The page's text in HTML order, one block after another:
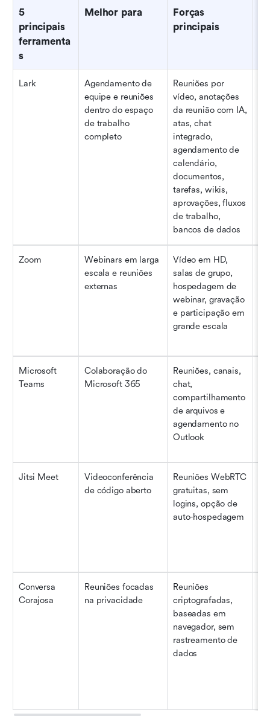
5
principais
ferramenta
s
Melhor para
Forças
principais
Lark
Agendamento de
equipe e reuniões
dentro do espaço
de trabalho
completo
Reuniões por
vídeo, anotações
da reunião com IA,
atas, chat
integrado,
agendamento de
calendário,
documentos,
tarefas, wikis,
aprovações, fluxos
de trabalho,
bancos de dados
Zoom
Webinars em larga
escala e reuniões
externas
Vídeo em HD,
salas de grupo,
hospedagem de
webinar, gravação
e participação em
grande escala
Microsoft
Teams
Colaboração do
Microsoft 365
Reuniões, canais,
chat,
compartilhamento
de arquivos e
agendamento no
Outlook
Jitsi Meet
Videoconferência
de código aberto
Reuniões WebRTC
gratuitas, sem
logins, opção de
auto-hospedagem
Conversa
Corajosa
Reuniões focadas
na privacidade
Reuniões
criptografadas,
baseadas em
navegador, sem
rastreamento de
dados